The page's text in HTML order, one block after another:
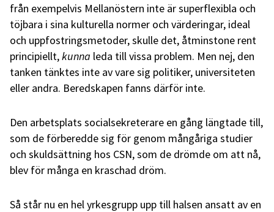
från exempelvis Mellanöstern inte är superflexibla och
töjbara i sina kulturella normer och värderingar, ideal
och uppfostringsmetoder, skulle det, åtminstone rent
principiellt,kunna leda till vissa problem. Men nej, den
tanken tänktes inte av vare sig politiker, universiteten
eller andra. Beredskapen fanns därför inte.
Den arbetsplats socialsekreterare en gång längtade till,
som de förberedde sig för genom mångåriga studier
och skuldsättning hos CSN, som de drömde om att nå,
blev för många en kraschad dröm.
Så står nu en hel yrkesgrupp upp till halsen ansatt av en